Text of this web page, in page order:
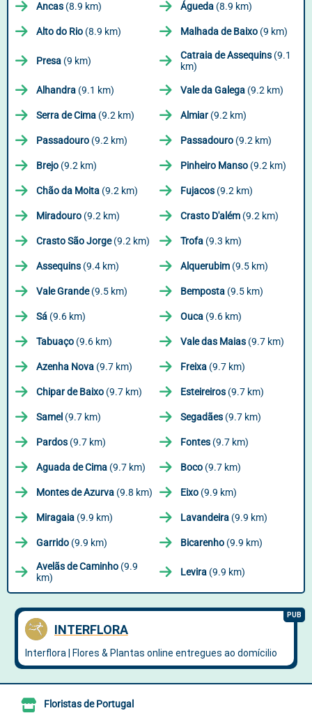
Ancas (8.9 km) Águeda (8.9 km)
Alto do Rio (8.9 km) Malhada de Baixo (9 km)
Presa (9 km) Catraia de Assequins (9.1
km)
Alhandra (9.1 km) Vale da Galega (9.2 km)
Serra de Cima (9.2 km) Almiar(9.2 km)
Passadouro (9.2 km) Passadouro (9.2 km)
Brejo (9.2 km) Pinheiro Manso (9.2 km)
Chão da Moita (9.2 km) Fujacos (9.2 km)
Miradouro (9.2 km) Crasto D'além (9.2 km)
Crasto São Jorge(9.2 km) Trofa (9.3 km)
Assequins (9.4 km) Alquerubim (9.5 km)
Vale Grande(9.5 km) Bemposta (9.5 km)
Sá (9.6 km) Ouca (9.6 km)
Tabuaço (9.6 km) Vale das Maias (9.7 km)
Azenha Nova (9.7 km) Freixa (9.7 km)
Chipar de Baixo (9.7 km) Esteireiros (9.7 km)
Samel (9.7 km) Segadães (9.7 km)
Pardos (9.7 km) Fontes (9.7 km)
Aguada de Cima (9.7 km) Boco (9.7 km)
Montes de Azurva (9.8 km) Eixo (9.9 km)
Miragaia (9.9 km) Lavandeira (9.9 km)
Garrido (9.9 km) Bicarenho (9.9 km)
Avelãs de Caminho (9.9
km)
Levira (9.9 km)
Floristas de Portugal